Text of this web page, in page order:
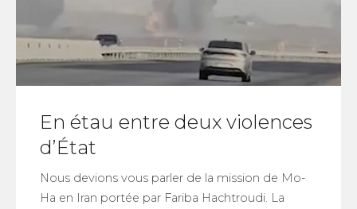
En étau entre deux violences
d’État
Nous devions vous parler de la mission de Mo-
Ha en Iran portée par Fariba Hachtroudi. La